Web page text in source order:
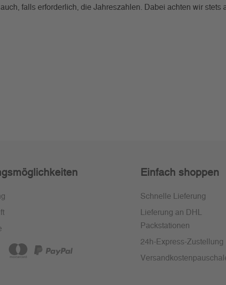
falls erforderlich, die Jahreszahlen. Dabei achten wir stets
Einfach shoppen
Schnelle Lieferung
Lieferung an DHL
Packstationen
24h-Express-Zustellung